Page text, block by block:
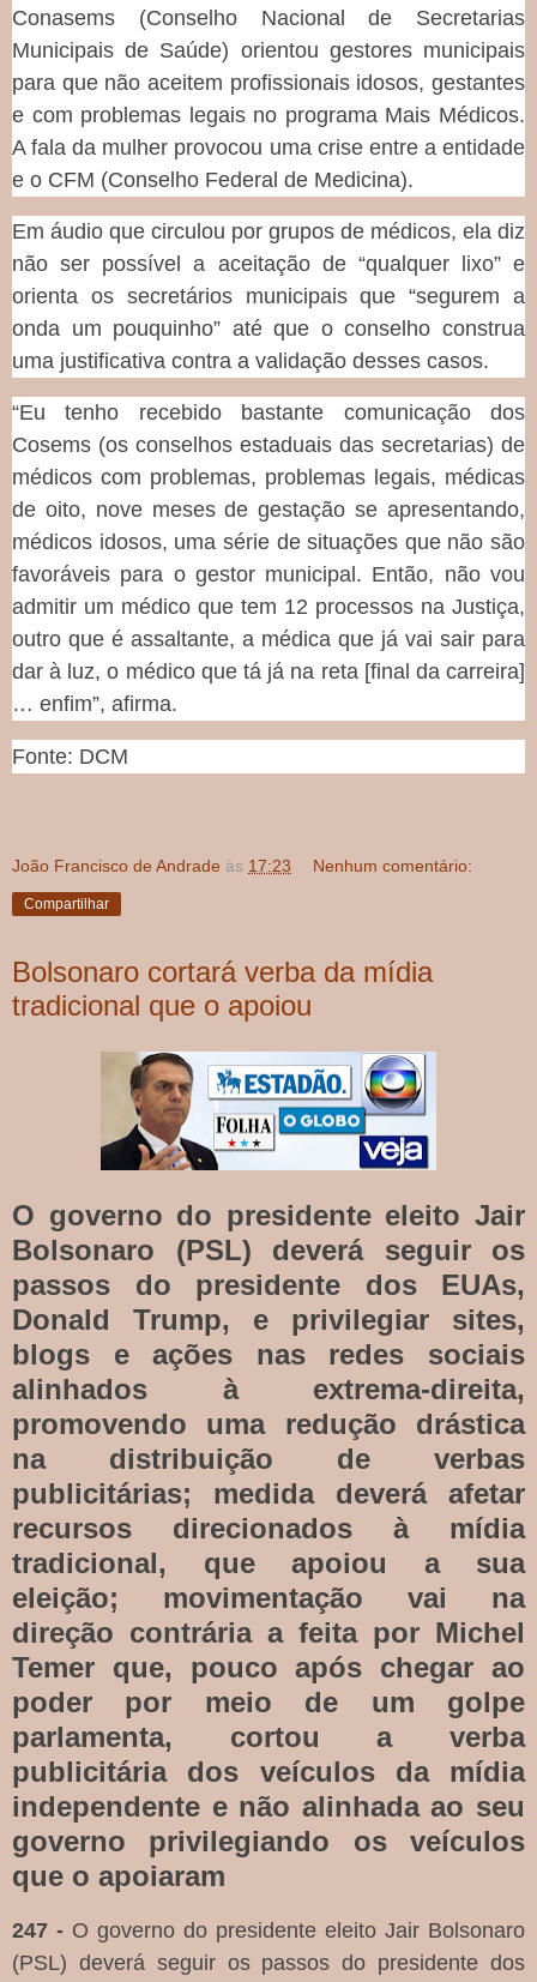
Conasems (Conselho Nacional de Secretarias
Municipais de Saúde) orientou gestores municipais
para que não aceitem profissionais idosos, gestantes
e com problemas legais no programa Mais Médicos.
A fala da mulher provocou uma crise entre a entidade
e o CFM (Conselho Federal de Medicina).
Em áudio que circulou por grupos de médicos, ela diz
não ser possível a aceitação de “qualquer lixo” e
orienta os secretários municipais que “segurem a
onda um pouquinho” até que o conselho construa
uma justificativa contra a validação desses casos.
“Eu tenho recebido bastante comunicação dos
Cosems (os conselhos estaduais das secretarias) de
médicos com problemas, problemas legais, médicas
de oito, nove meses de gestação se apresentando,
médicos idosos, uma série de situações que não são
favoráveis para o gestor municipal. Então, não vou
admitir um médico que tem 12 processos na Justiça,
outro que é assaltante, a médica que já vai sair para
dar à luz, o médico que tá já na reta [final da carreira]
… enfim”, afirma.
Fonte: DCM
João Francisco de Andrade às 17:23 Nenhum comentário:
Compartilhar
Bolsonaro cortará verba da mídia
tradicional que o apoiou
O governo do presidente eleito Jair
Bolsonaro (PSL) deverá seguir os
passos do presidente dos EUAs,
Donald Trump, e privilegiar sites,
blogs e ações nas redes sociais
alinhados à extrema-direita,
promovendo uma redução drástica
na distribuição de verbas
publicitárias; medida deverá afetar
recursos direcionados à mídia
tradicional, que apoiou a sua
eleição; movimentação vai na
direção contrária a feita por Michel
Temer que, pouco após chegar ao
poder por meio de um golpe
parlamenta, cortou a verba
publicitária dos veículos da mídia
independente e não alinhada ao seu
governo privilegiando os veículos
que o apoiaram
247 - O governo do presidente eleito Jair Bolsonaro
(PSL) deverá seguir os passos do presidente dos